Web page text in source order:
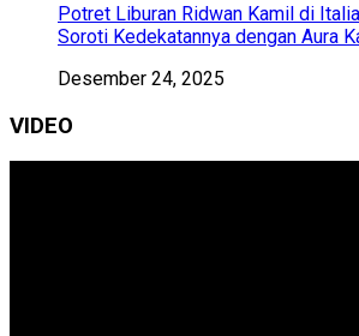
Potret Liburan Ridwan Kamil di
Soroti Kedekatannya dengan Aura
Desember 24, 2025
VIDEO